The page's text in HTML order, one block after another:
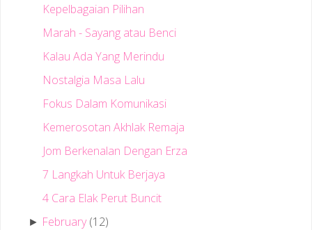
Kepelbagaian Pilihan
Marah - Sayang atau Benci
Kalau Ada Yang Merindu
Nostalgia Masa Lalu
Fokus Dalam Komunikasi
Kemerosotan Akhlak Remaja
Jom Berkenalan Dengan Erza
7 Langkah Untuk Berjaya
4 Cara Elak Perut Buncit
► February (12)